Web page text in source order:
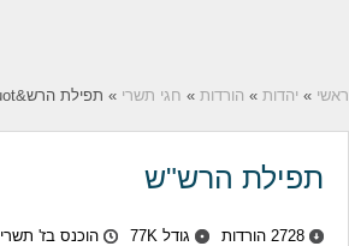
ראשי » יהדות » הורדות » חגי תשרי » תפילת הרש&quot;ש
תפילת הרש"ש
2728 הורדות גודל 77K
הוכנס בז' תשרי